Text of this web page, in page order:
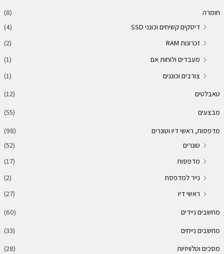
חומרה
(8)
דיסקים קשיחים וכונני SSD
(4)
זכרונות RAM
(2)
מעבדים ולוחות אם
(1)
צורבים וכוננים
(1)
טאבלטים
(12)
מבצעים
(55)
מדפסות, ראשי דיו וטונרים
(98)
טונרים
(52)
מדפסות
(17)
נייר למדפסת
(2)
ראשי דיו
(27)
מחשבים ניידים
(60)
מחשבים נייחים
(33)
מסכים וטלוויזיות
(28)